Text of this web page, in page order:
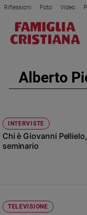
Attualità
Politica
Mondo
e
giustizia
Sport
Papa
Riflessioni Foto Video
Privacy Policy Chi siamo
Registrati Redazione
Alberto
INTERVISTE
Chi è Giovanni
seminario
TELEVISIONE